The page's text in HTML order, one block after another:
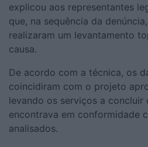
explicou aos representantes
que, na sequência da
realizaram um levantamento
causa.
De acordo com a técnica, os
coincidiram com o projeto
levando os serviços a concluir
encontrava em conformidade
analisados.